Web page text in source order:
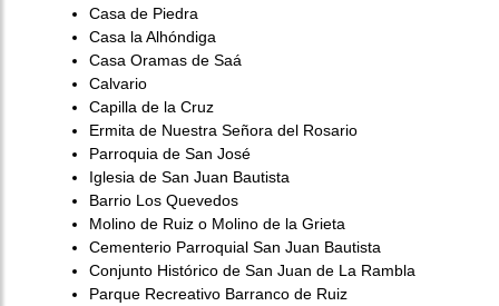
Casa de Piedra
Casa la Alhóndiga
Casa Oramas de Saá
Calvario
Capilla de la Cruz
Ermita de Nuestra Señora del Rosario
Parroquia de San José
Iglesia de San Juan Bautista
Barrio Los Quevedos
Molino de Ruiz o Molino de la Grieta
Cementerio Parroquial San Juan Bautista
Conjunto Histórico de San Juan de La Rambla
Parque Recreativo Barranco de Ruiz